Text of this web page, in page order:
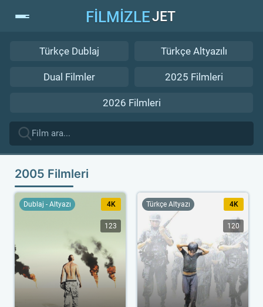
FİLMİZLEJET
Türkçe Dublaj Türkçe Altyazılı
Dual Filmler 2025 Filmleri
2026 Filmleri
2005 Filmleri
Dublaj - Altyazı 4K
123
Türkçe Altyazı 4K
120